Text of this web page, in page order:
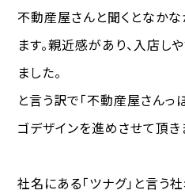
不動産屋さんと聞くとなか
ます。親近感があり、入店し
ました。
と言う訳で「不動産屋さんっ
ゴデザインを進めさせて頂き
社名にある「ツナグ」と言う